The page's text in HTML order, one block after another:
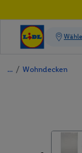
/ Wohndecken